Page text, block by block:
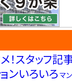
！スタッフ記事
ンいろいろ マ